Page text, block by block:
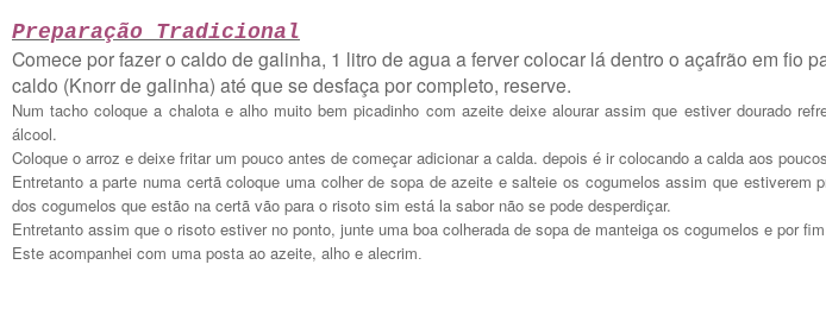
Preparação Tradicional
Comece por fazer o caldo de galinha, 1 litro de agua a ferver colocar lá dentro o açafrão em fio
caldo (Knorr de galinha) até que se desfaça por completo, reserve.
Num tacho coloque a chalota e alho muito bem picadinho com azeite deixe alourar assim que estiver dourado
álcool.
Coloque o arroz e deixe fritar um pouco antes de começar adicionar a calda. depois é ir colocando a calda aos
Entretanto a parte numa certã coloque uma colher de sopa de azeite e salteie os cogumelos assim que estiverem
dos cogumelos que estão na certã vão para o risoto sim está la sabor não se pode desperdiçar.
Entretanto assim que o risoto estiver no ponto, junte uma boa colherada de sopa de manteiga os cogumelos e por
Este acompanhei com uma posta ao azeite, alho e alecrim